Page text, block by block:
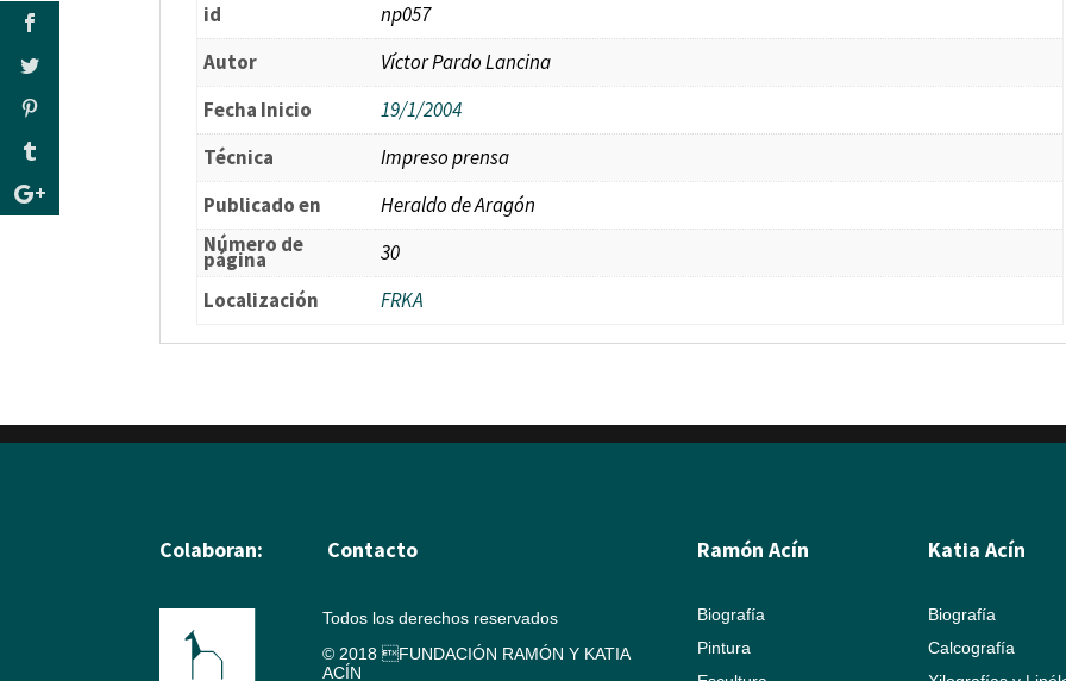
id
np057
Autor
Víctor Pardo Lancina
Fecha Inicio
19/1/2004
Técnica
Impreso prensa
Publicado en
Heraldo de Aragón
Número de
página
30
Localización
FRKA
Colaboran: Contacto
Todos los derechos reservados
© 2018 FUNDACIÓN RAMÓN Y KATIA
ACÍN
Ramón Acín
Biografía
Pintura
Katia Acín
Biografía
Calcografía